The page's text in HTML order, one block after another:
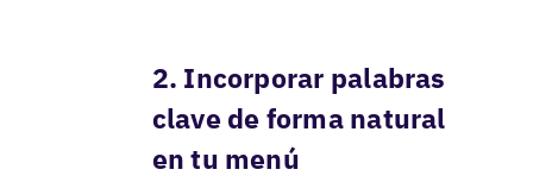
2. Incorporar palabras
clave de forma natural
en tu menú